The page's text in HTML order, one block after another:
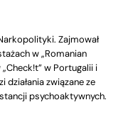
Zajmował
w „Romanian
w Portugalii i
działania związane ze
psychoaktywnych.